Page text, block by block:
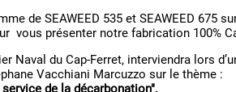
de SEAWEED 535 et SEAWEED 675
vous présenter notre fabrication 100%
Naval du Cap-Ferret, interviendra lors
Vacchiani Marcuzzo sur le thème :
de la décarbonation".